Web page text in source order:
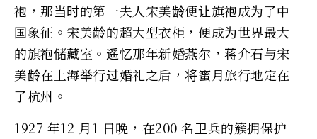
袍，那当时的第一夫人宋美龄便让旗袍成为了中
国象征。宋美龄的超大型衣柜，便成为世界最大
的旗袍储藏室。遥忆那年新婚燕尔，蒋介石与宋
美龄在上海举行过婚礼之后，将蜜月旅行地定在
了杭州。
1927 年12 月1 日晚，在200 名卫兵的簇拥保护